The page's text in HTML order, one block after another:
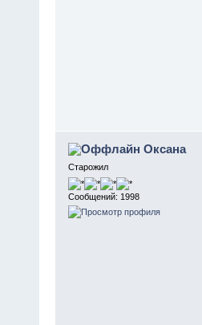
Оксана
Старожил
Сообщений: 1998